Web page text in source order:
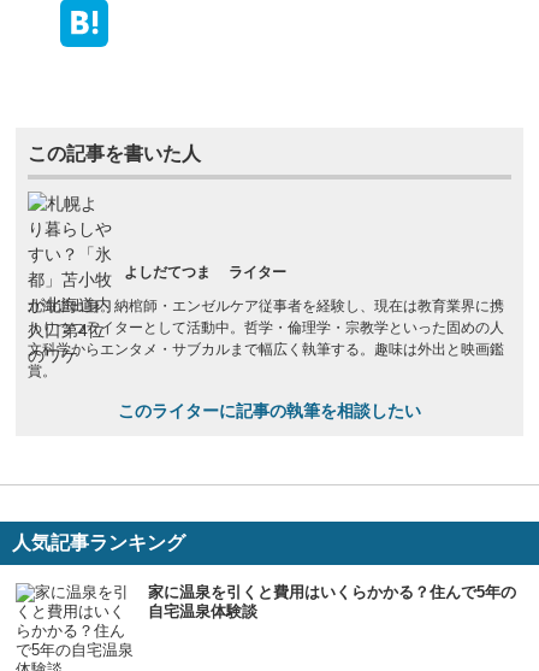
この記事を書いた人
よしだてつま
ライター
北海道出身。納棺師・エンゼルケア従事者を経験し、現在は教育業界に携
わりつつライターとして活動中。哲学・倫理学・宗教学といった固めの人
文科学からエンタメ・サブカルまで幅広く執筆する。趣味は外出と映画鑑
賞。
このライターに記事の執筆を相談したい
人気記事ランキング
家に温泉を引くと費用はいくらかかる？住んで5年の
自宅温泉体験談